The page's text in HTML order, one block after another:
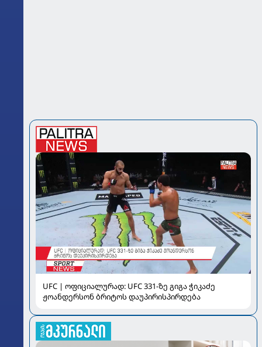
UFC | ოფიციალურად: UFC 331-ზე გიგა ჭიკაძე
ჟოანდერსონ ბრიტოს დაუპირისპირდება